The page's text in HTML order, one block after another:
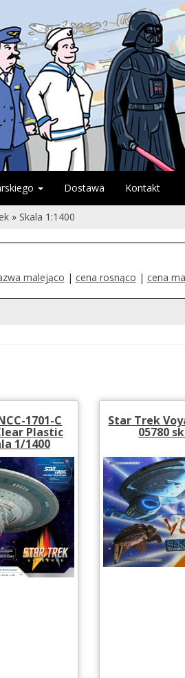
Dostawa Kontakt
» Skala 1:1400
malejąco | cena rosnąco | cena
1701-C
Plastic
1/1400
Star Trek
05780